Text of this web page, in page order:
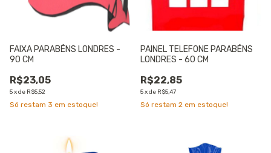
FAIXA PARABÉNS LONDRES -
90 CM
R$23,05
5xde R$5,52
Só restam 3 em estoque!
PAINEL TELEFONE PARABÉNS
LONDRES - 60 CM
R$22,85
5xde R$5,47
Só restam 2 em estoque!